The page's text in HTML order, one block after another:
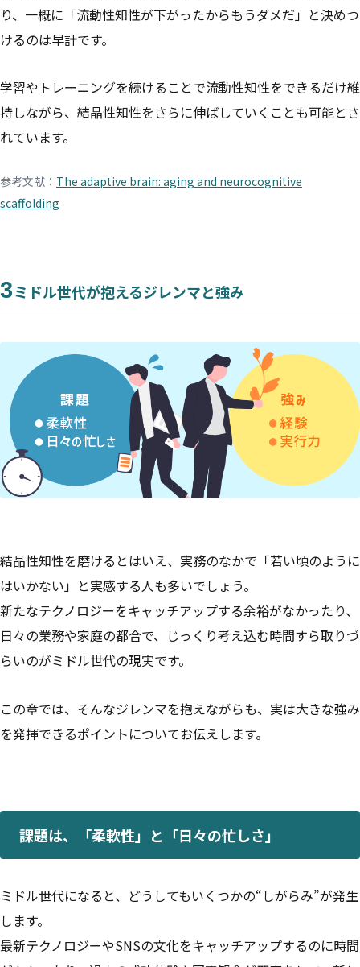
り、一概に「流動性知性が下がったからもうダメだ」と決めつ
けるのは早計です。
学習やトレーニングを続けることで流動性知性をできるだけ維
持しながら、結晶性知性をさらに伸ばしていくことも可能とさ
れています。
参考文献： The adaptive brain: aging and neurocognitive
scaffolding
3ミドル世代が抱えるジレンマと強み
結晶性知性を磨けるとはいえ、実務のなかで「若い頃のように
はいかない」と実感する人も多いでしょう。
新たなテクノロジーをキャッチアップする余裕がなかったり、
日々の業務や家庭の都合で、じっくり考え込む時間すら取りづ
らいのがミドル世代の現実です。
この章では、そんなジレンマを抱えながらも、実は大きな強み
を発揮できるポイントについてお伝えします。
課題は、「柔軟性」と「日々の忙しさ」
ミドル世代になると、どうしてもいくつかの“しがらみ”が発生
します。
最新テクノロジーやSNSの文化をキャッチアップするのに時間